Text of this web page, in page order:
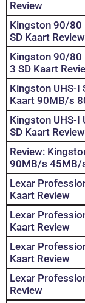
Review
Kingston 90/80
SD Kaart Review
Kingston 90/80
3 SD Kaart
Kingston UHS-I
Kaart 90MB/s
Kingston UHS-I
SD Kaart Review
Review:
90MB/s 45MB/
Lexar
Kaart Review
Lexar
Kaart Review
Lexar
Kaart Review
Lexar
Review